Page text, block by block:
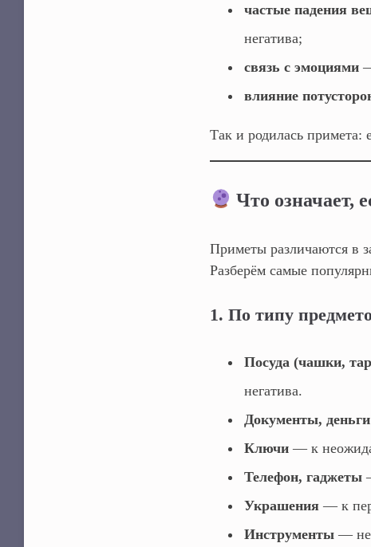
частые падения
негатива;
связь с эмоциями—
влияние
Так и родилась примета:
Что означает,
Приметы различаются в
Разберём самые
1. По типу
Посуда (чашки,
негатива.
Документы, деньги
Ключи— к
Телефон, гаджеты
Украшения— к
Инструменты— не